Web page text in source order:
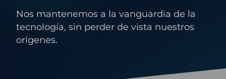
Nos mantenemos a la vanguardia de la
tecnología, sin perder de vista nuestros
orígenes.